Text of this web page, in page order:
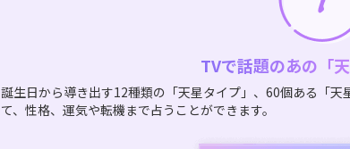
TVで話題のあの「
誕生日から導き出す12種類の「天星タイプ」、60個ある「
て、性格、運気や転機まで占うことができます。